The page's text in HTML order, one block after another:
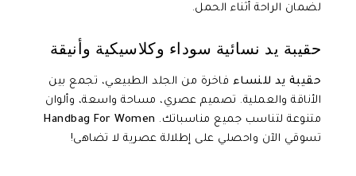
لضمان الراحة أثناء الحمل.
حقيبة يد نسائية سوداء وكلاسيكية وأنيقة
حقيبة يد للنساء فاخرة من الجلد الطبيعي، تجمع بين
الأناقة والعملية. تصميم عصري، مساحة واسعة، وألوان
متنوعة لتناسب جميع مناسباتك. Handbag For Women
تسوقي الآن واحصلي على إطلالة عصرية لا تضاهى!